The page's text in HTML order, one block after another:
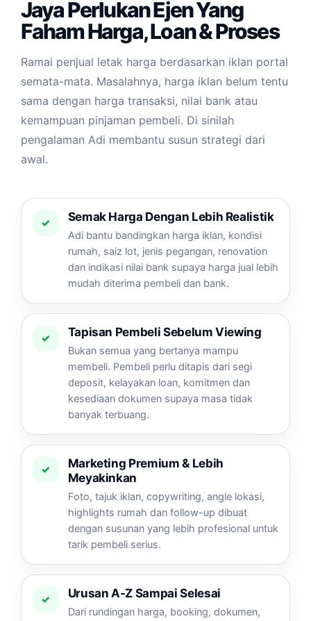
Jaya Perlukan Ejen Yang
Faham Harga, Loan & Proses
Ramai penjual letak harga berdasarkan iklan portal
semata-mata. Masalahnya, harga iklan belum tentu
sama dengan harga transaksi, nilai bank atau
kemampuan pinjaman pembeli. Di sinilah
pengalaman Adi membantu susun strategi dari
awal.
✓ Semak Harga Dengan Lebih Realistik
Adi bantu bandingkan harga iklan, kondisi
rumah, saiz lot, jenis pegangan, renovation
dan indikasi nilai bank supaya harga jual lebih
mudah diterima pembeli dan bank.
✓ Tapisan Pembeli Sebelum Viewing
Bukan semua yang bertanya mampu
membeli. Pembeli perlu ditapis dari segi
deposit, kelayakan loan, komitmen dan
kesediaan dokumen supaya masa tidak
banyak terbuang.
✓
Marketing Premium & Lebih
Meyakinkan
Foto, tajuk iklan, copywriting, angle lokasi,
highlights rumah dan follow-up dibuat
dengan susunan yang lebih profesional untuk
tarik pembeli serius.
✓ Urusan A-Z Sampai Selesai
Dari rundingan harga, booking, dokumen,